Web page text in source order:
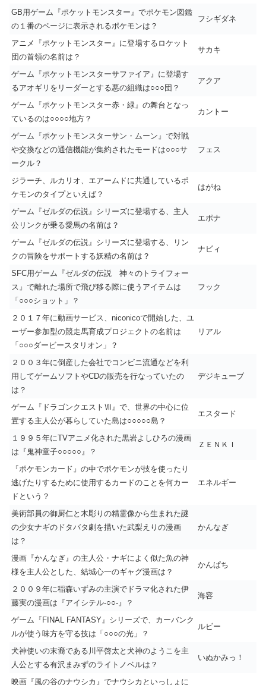
GB用ゲーム『ポケットモンスター』でポケモン図鑑
の１番のページに表示されるポケモンは？
フシギダネ
アニメ『ポケットモンスター』に登場するロケット
団の首領の名前は？
サカキ
ゲーム『ポケットモンスターサファイア』に登場す
るアオギリをリーダーとする悪の組織は○○○団？
アクア
ゲーム『ポケットモンスター赤・緑』の舞台となっ
ているのは○○○○地方？
カントー
ゲーム『ポケットモンスターサン・ムーン』で対戦
や交換などの通信機能が集約されたモードは○○○サ
ークル？
フェス
ジラーチ、ルカリオ、エアームドに共通しているポ
ケモンのタイプといえば？
はがね
ゲーム『ゼルダの伝説』シリーズに登場する、主人
公リンクが乗る愛馬の名前は？
エポナ
ゲーム『ゼルダの伝説』シリーズに登場する、リン
クの冒険をサポートする妖精の名前は？
ナビィ
SFC用ゲーム『ゼルダの伝説 神々のトライフォー
ス』で離れた場所で飛び移る際に使うアイテムは
「○○○ショット」？
フック
２０１７年に動画サービス、niconicoで開始した、ユ
ーザー参加型の競走馬育成プロジェクトの名前は
「○○○ダービースタリオン」？
リアル
２００３年に倒産した会社でコンビニ流通などを利
用してゲームソフトやCDの販売を行なっていたの
は？
デジキューブ
ゲーム『ドラゴンクエストⅦ』で、世界の中心に位
置する主人公が暮らしていた島は○○○○○島？
エスタード
１９９５年にTVアニメ化された黒岩よしひろの漫画
は『鬼神童子○○○○○』？
ＺＥＮＫＩ
『ポケモンカード』の中でポケモンが技を使ったり
逃げたりするために使用するカードのことを何カー
ドという？
エネルギー
美術部員の御厨仁と木彫りの精霊像から生まれた謎
の少女ナギのドタバタ劇を描いた武梨えりの漫画
は？
かんなぎ
漫画『かんなぎ』の主人公・ナギによく似た魚の神
様を主人公とした、結城心一のギャグ漫画は？
かんぱち
２００９年に稲森いずみの主演でドラマ化された伊
藤実の漫画は『アイシテル-○○-』？
海容
ゲーム『FINAL FANTASY』シリーズで、カーバンク
ルが使う味方を守る技は「○○○の光」？
ルビー
犬神使いの末裔である川平啓太と犬神のようこを主
人公とする有沢まみずのライトノベルは？
いぬかみっ！
映画『風の谷のナウシカ』でナウシカといっしょに